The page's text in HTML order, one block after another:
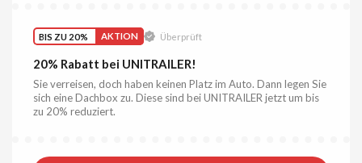
BIS ZU 20% AKTION Überprüft
20% Rabatt bei UNITRAILER!
Sie verreisen, doch haben keinen Platz im Auto. Dann legen Sie
sich eine Dachbox zu. Diese sind bei UNITRAILER jetzt um bis
zu 20% reduziert.